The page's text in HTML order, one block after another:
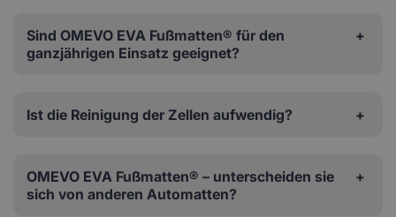
Sind OMEVO EVA Fußmatten® für den
ganzjährigen Einsatz geeignet?
Ist die Reinigung der Zellen aufwendig?
OMEVO EVA Fußmatten® – unterscheiden sie
sich von anderen Automatten?